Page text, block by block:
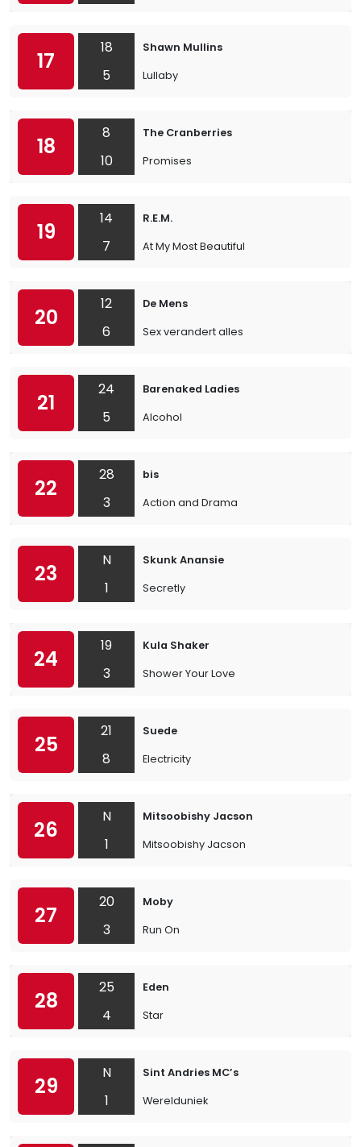
17
18
5
Shawn Mullins
Lullaby
18
8
10
The Cranberries
Promises
19
14
7
R.E.M.
At My Most Beautiful
20
12
6
De Mens
Sex verandert alles
21
24
5
Barenaked Ladies
Alcohol
22
28
3
bis
Action and Drama
23
N
1
Skunk Anansie
Secretly
24
19
3
Kula Shaker
Shower Your Love
25
21
8
Suede
Electricity
26
N
1
Mitsoobishy Jacson
Mitsoobishy Jacson
27
20
3
Moby
Run On
28
25
4
Eden
Star
29
N
1
Sint Andries MC’s
Werelduniek